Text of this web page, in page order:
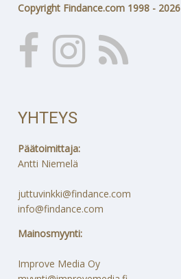
Copyright Findance.com 1998 - 2026
YHTEYS
Päätoimittaja:
Antti Niemelä
juttuvinkki@findance.com
info@findance.com
Mainosmyynti:
Improve Media Oy